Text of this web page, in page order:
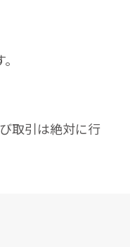
取引は絶対に行